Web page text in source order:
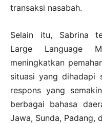
transaksi nasabah.
Selain itu, Sabrina
Large Language
meningkatkan
situasi yang dihadapi
respons yang
berbagai bahasa
Jawa, Sunda, Padang,